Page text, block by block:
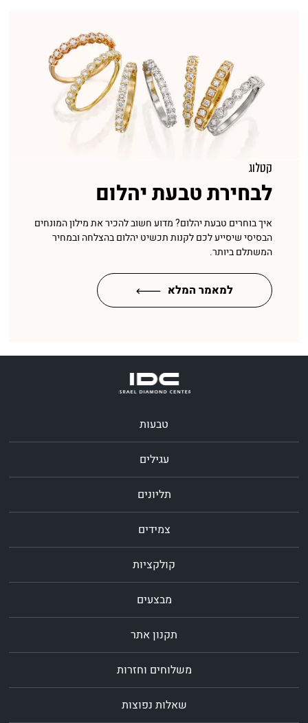
קטלוג
לבחירת טבעת יהלום
איך בוחרים טבעת יהלום? מדוע חשוב להכיר את מילון המונחים
הבסיסי שיסייע לכם לקנות תכשיט יהלום בהצלחה ובמחיר
המשתלם ביותר.
למאמר המלא
טבעות
עגילים
תליונים
צמידים
קולקציות
מבצעים
תקנון אתר
משלוחים וחזרות
שאלות נפוצות